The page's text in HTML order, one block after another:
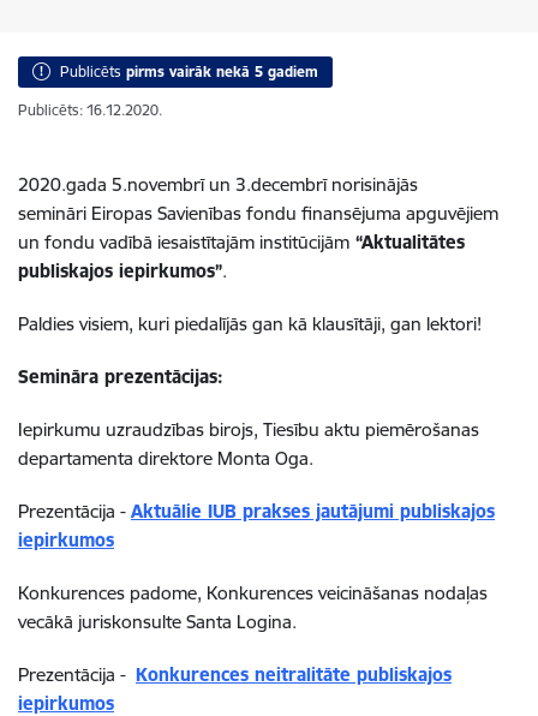
Publicēts pirms vairāk nekā 5 gadiem
Publicēts: 16.12.2020.
2020.gada 5.novembrī un 3.decembrī norisinājās
semināri Eiropas Savienības fondu finansējuma apguvējiem
un fondu vadībā iesaistītajām institūcijām “Aktualitātes
publiskajos iepirkumos”.
Paldies visiem, kuri piedalījās gan kā klausītāji, gan lektori!
Semināra prezentācijas:
Iepirkumu uzraudzības birojs, Tiesību aktu piemērošanas
departamenta direktore Monta Oga.
Prezentācija - Aktuālie IUB prakses jautājumi publiskajos
iepirkumos
Konkurences padome, Konkurences veicināšanas nodaļas
vecākā juriskonsulte Santa Logina.
Prezentācija - Konkurences neitralitāte publiskajos
iepirkumos